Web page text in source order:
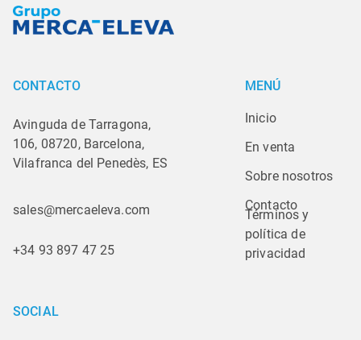
CONTACTO
Avinguda de Tarragona,
106, 08720, Barcelona,
Vilafranca del Penedès, ES
sales@mercaeleva.com
+34 93 897 47 25
MENÚ
Inicio
En venta
Sobre nosotros
Contacto
Términos y
política de
privacidad
SOCIAL